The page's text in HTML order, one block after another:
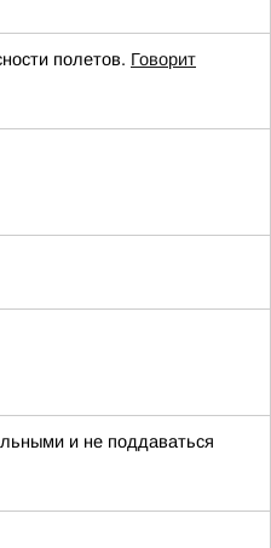
полетов. Говорит
и не поддаваться